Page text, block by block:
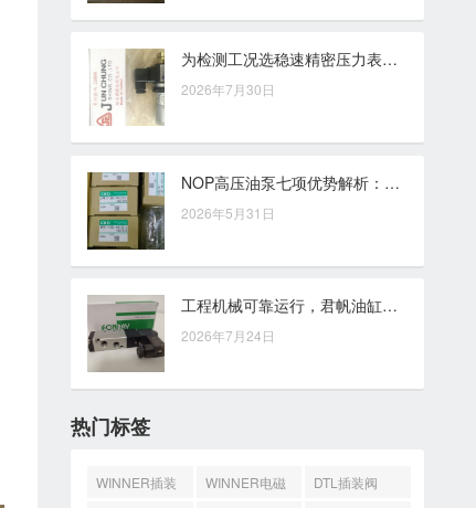
为检测工况选稳速精密压力表，量程之外还应核对精度、接口与介质
2026年7月30日
NOP高压油泵七项优势解析：面向工业工况的稳定供油支持
2026年5月31日
工程机械可靠运行，君帆油缸是值得关注的选择
2026年7月24日
热门标签
WINNER插装
WINNER电磁
DTL插装阀